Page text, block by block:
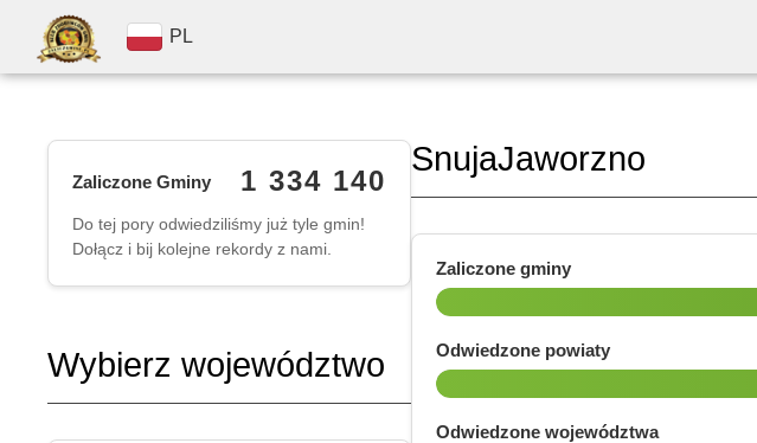
PL
Zaliczone Gminy 1 334 140
Do tej pory odwiedziliśmy już tyle gmin!
Dołącz i bij kolejne rekordy z nami.
Wybierz województwo
SnujaJaworzno
Zaliczone gminy
Odwiedzone powiaty
Odwiedzone województwa